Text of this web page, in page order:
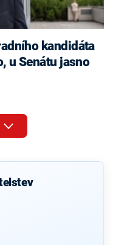
kandidáta
u Senátu jasno